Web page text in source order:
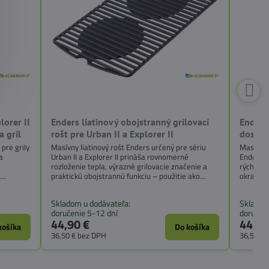
II
gril
grily
Enders liatinový obojstranný grilovací
rošt pre Urban II a Explorer II
Masívny liatinový rošt Enders určený pre sériu
Urban II a Explorer II prináša rovnomerné
rozloženie tepla, výrazné grilovacie značenie a
praktickú obojstrannú funkciu – použitie ako
Next.
Skladom u dodávateľa:
doručenie 5-12 dní
44,90 €
36,50 € bez DPH
Do košíka
doska
Enders
rýchle
okraj
liatiny,
36,50 €